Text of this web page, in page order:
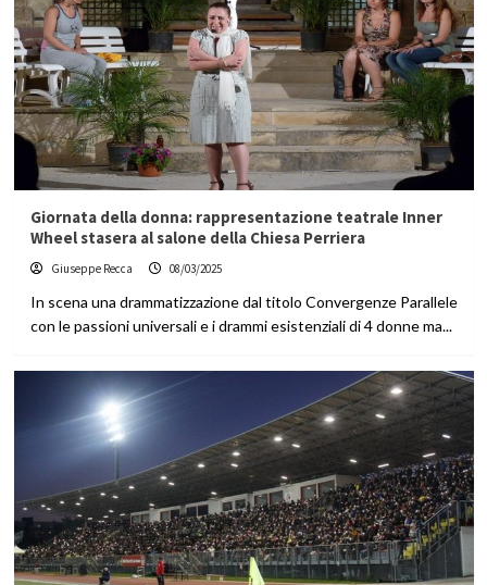
Giornata della donna: rappresentazione teatrale Inner
Wheel stasera al salone della Chiesa Perriera
Giuseppe Recca 08/03/2025
In scena una drammatizzazione dal titolo Convergenze Parallele
con le passioni universali e i drammi esistenziali di 4 donne ma...